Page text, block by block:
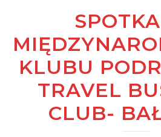
KLUBU
TRAVEL
CLUB-